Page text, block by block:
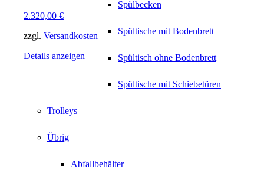
Spülbecken
Spültische mit Bodenbrett
Spültisch ohne Bodenbrett
Spültische mit Schiebetüren
Trolleys
Übrig
Abfallbehälter
2.320,00 €
zzgl. Versandkosten
Details anzeigen